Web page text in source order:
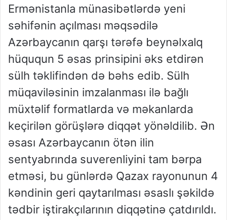
Ermənistanla münasibətlərdə yeni
səhifənin açılması məqsədilə
Azərbaycanın qarşı tərəfə beynəlxalq
hüququn 5 əsas prinsipini əks etdirən
sülh təklifindən də bəhs edib. Sülh
müqaviləsinin imzalanması ilə bağlı
müxtəlif formatlarda və məkanlarda
keçirilən görüşlərə diqqət yönəldilib. Ən
əsası Azərbaycanın ötən ilin
sentyabrında suverenliyini tam bərpa
etməsi, bu günlərdə Qazax rayonunun 4
kəndinin geri qaytarılması əsaslı şəkildə
tədbir iştirakçılarının diqqətinə çatdırıldı.